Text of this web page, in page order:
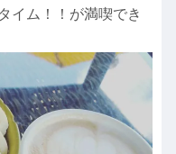
イム！！が満喫でき